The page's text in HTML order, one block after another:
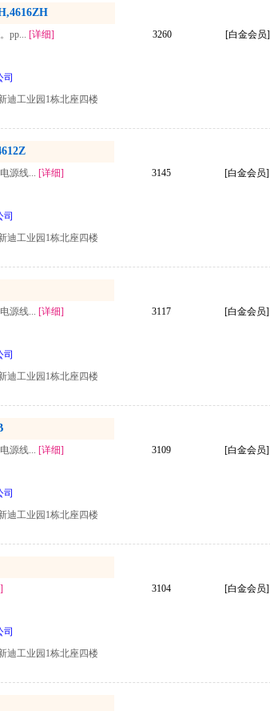
pp... [详细] 3260
[白金会员]
司
迪工业园1栋北座四楼
源线... [详细] 3145
[白金会员]
司
迪工业园1栋北座四楼
源线... [详细] 3117
[白金会员]
司
迪工业园1栋北座四楼
源线... [详细] 3109
[白金会员]
司
迪工业园1栋北座四楼
3104
[白金会员]
司
迪工业园1栋北座四楼